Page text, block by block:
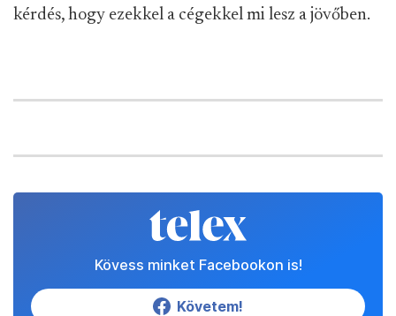
kérdés, hogy ezekkel a cégekkel mi lesz a jövőben.
Kövess minket Facebookon is!
Követem!